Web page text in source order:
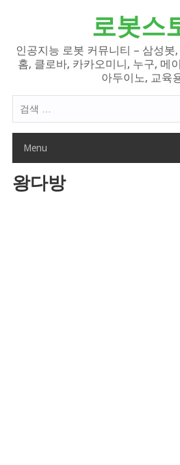
로봇스
인공지능 로봇 커뮤니티 – 삼성봇
홈, 클로바, 카카오미니, 누구, 메
아두이노, 교육
색
Menu
왕다방